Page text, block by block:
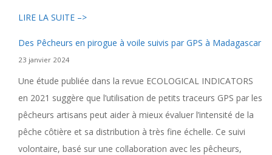
LIRE LA SUITE –>
Des Pêcheurs en pirogue à voile suivis par GPS à Madagascar
23 janvier 2024
Une étude publiée dans la revue ECOLOGICAL INDICATORS
en 2021 suggère que l’utilisation de petits traceurs GPS par les
pêcheurs artisans peut aider à mieux évaluer l’intensité de la
pêche côtière et sa distribution à très fine échelle. Ce suivi
volontaire, basé sur une collaboration avec les pêcheurs,